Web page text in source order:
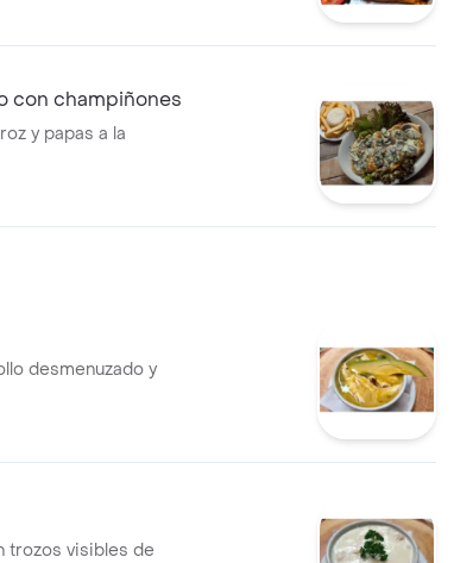
con champiñones
y papas a la
desmenuzado y
trozos visibles de